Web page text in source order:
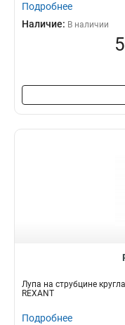
Подробнее
Наличие: В наличии
Лупа на струбцине
REXANT
Подробнее